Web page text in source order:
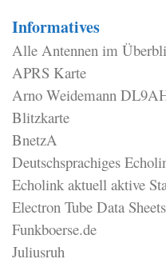
Informatives
Alle Antennen im
APRS Karte
Arno Weidemann
Blitzkarte
BnetzA
Deutschsprachiges
Echolink aktuell aktive
Electron Tube Data Sheets
Funkboerse.de
Juliusruh